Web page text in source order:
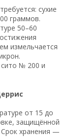
сухие
граммов.
50–60
измельчается
№ 200 и
от 15 до
защищённой
Срок хранения —